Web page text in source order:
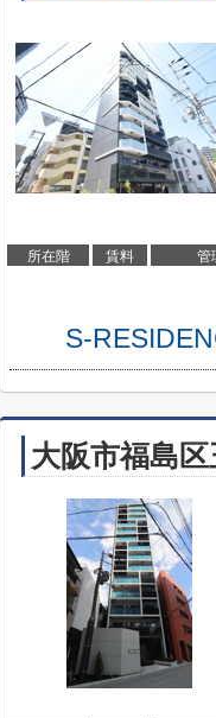
所在階 賃料 管
S-
大阪市福島